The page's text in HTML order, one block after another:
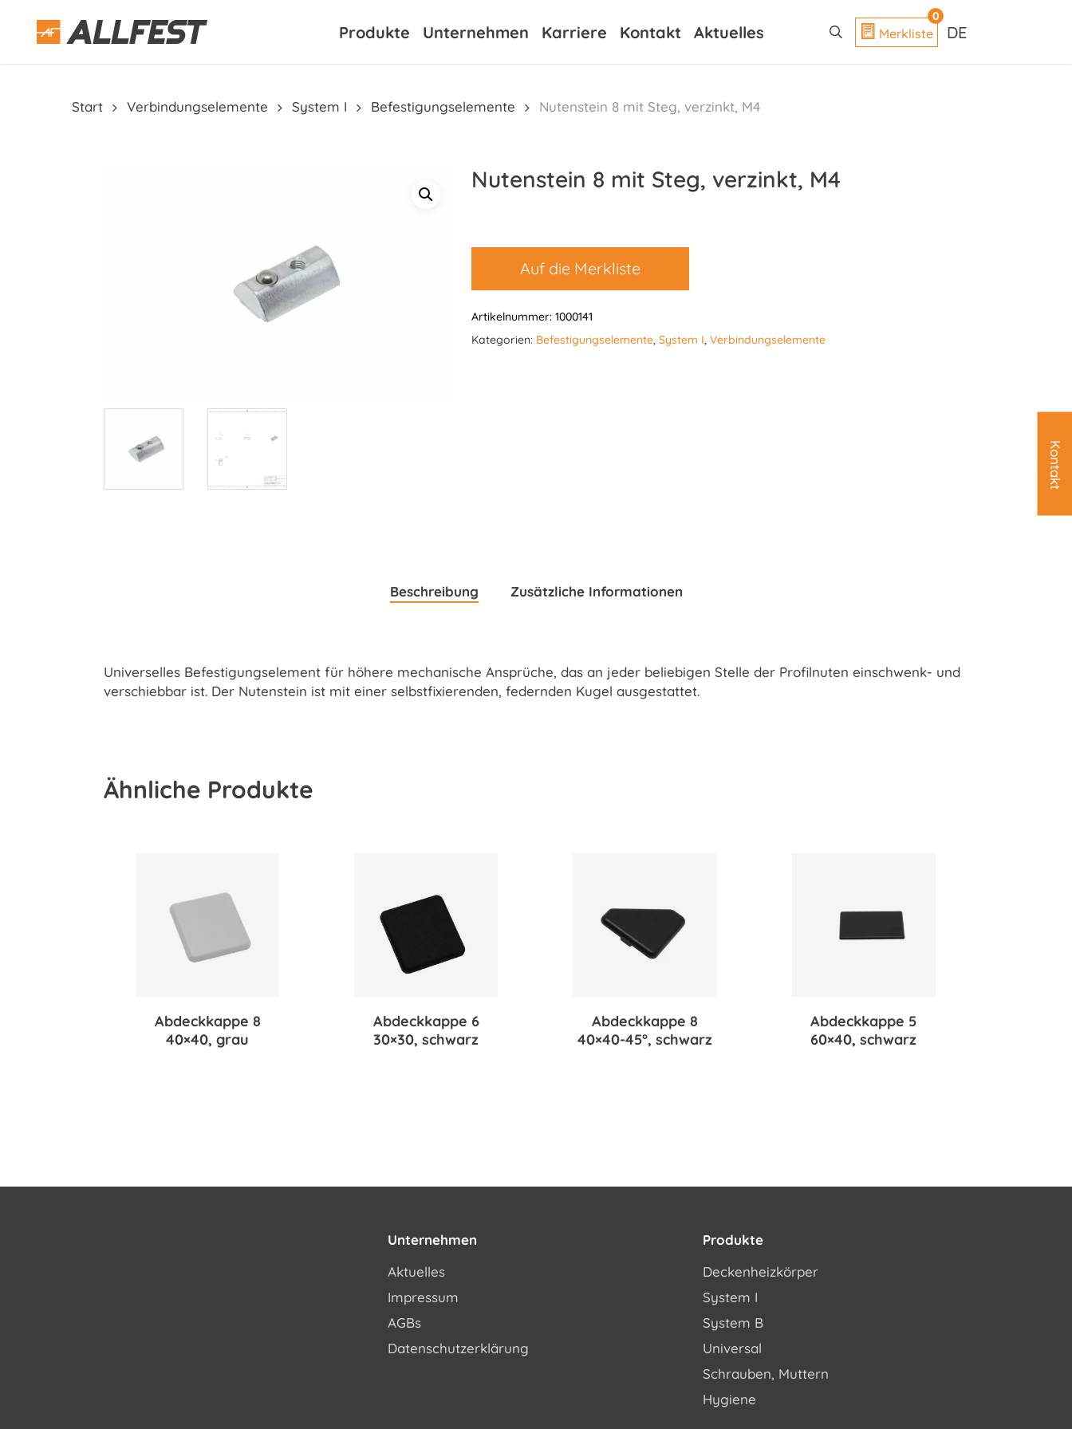
Produkte Unternehmen Karriere Kontakt Aktuelles
0
Merkliste DE
Start Verbindungselemente System I Befestigungselemente Nutenstein 8 mit Steg, verzinkt, M4
Nutenstein 8 mit Steg, verzinkt, M4
Auf die Merkliste
Artikelnummer: 1000141
Kategorien: Befestigungselemente, System I, Verbindungselemente
Beschreibung Zusätzliche Informationen
Universelles Befestigungselement für höhere mechanische Ansprüche, das an jeder beliebigen Stelle der Profilnuten einschwenk- und
verschiebbar ist. Der Nutenstein ist mit einer selbstfixierenden, federnden Kugel ausgestattet.
Ähnliche Produkte
Abdeckkappe 8
40×40, grau
Abdeckkappe 6
30×30, schwarz
Abdeckkappe 8
40×40-45°, schwarz
Abdeckkappe 5
60×40, schwarz
Unternehmen
Aktuelles
Impressum
AGBs
Datenschutzerklärung
Produkte
Deckenheizkörper
System I
System B
Universal
Schrauben, Muttern
Hygiene
Kontakt